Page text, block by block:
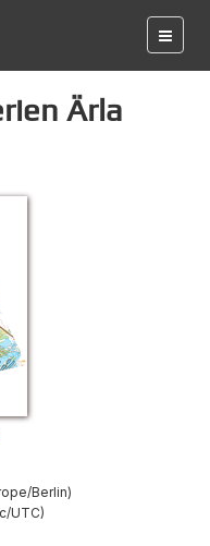
Ärla
Berlin
UTC